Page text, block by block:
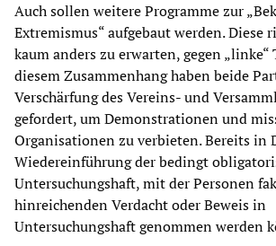
Auch sollen weitere Programme zur
Extremismus“ aufgebaut werden. Diese
kaum anders zu erwarten, gegen „linke“
diesem Zusammenhang haben beide
Verschärfung des Vereins- und
gefordert, um Demonstrationen und
Organisationen zu verbieten. Bereits in
Wiedereinführung der bedingt
Untersuchungshaft, mit der Personen
hinreichenden Verdacht oder Beweis in
Untersuchungshaft genommen werden